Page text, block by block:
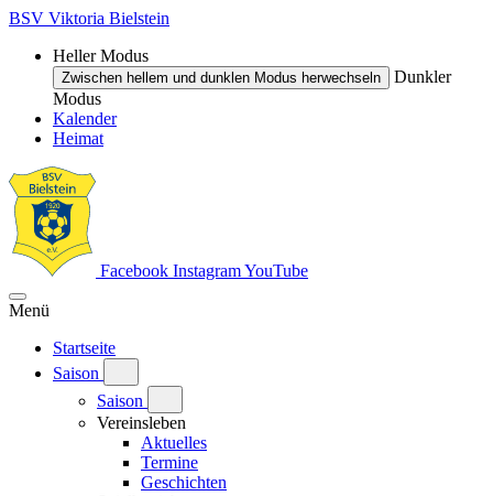
BSV Viktoria Bielstein
Heller Modus
Zwischen hellem und dunklen Modus herwechseln
Dunkler
Modus
Kalender
Heimat
Facebook InstagramYouTube
Menü
Startseite
Saison
Saison
Vereinsleben
Aktuelles
Termine
Geschichten